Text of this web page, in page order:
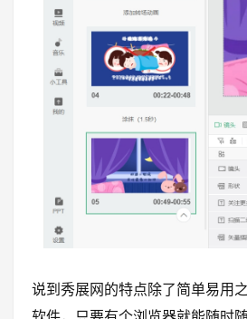
说到秀展网的特点除了简单易用